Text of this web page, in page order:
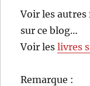
Voir les
sur ce blog…
Voir leslivres
Remarque :